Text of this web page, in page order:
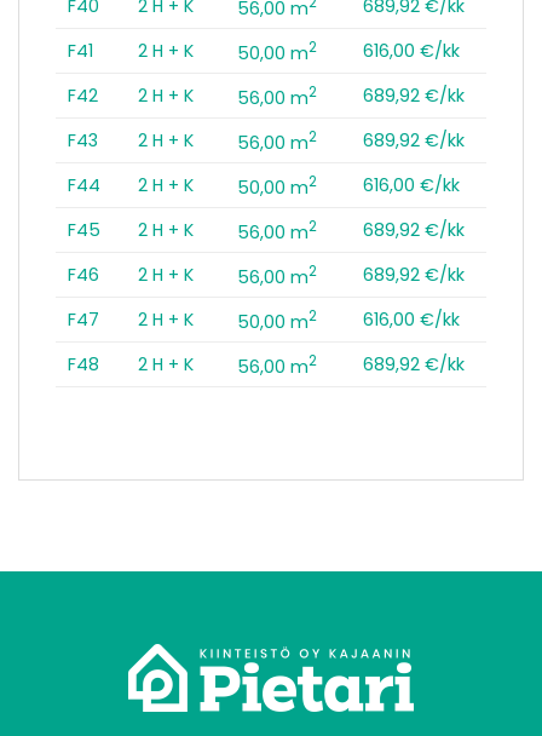
F40
2 H + K 56,00 m
689,92 €/kk
F41
2 H + K 50,00 m2
616,00 €/kk
F42
2 H + K 56,00 m2
689,92 €/kk
F43
2 H + K 56,00 m2
689,92 €/kk
F44
2 H + K 50,00 m2
616,00 €/kk
F45
2 H + K 56,00 m2
689,92 €/kk
F46
2 H + K 56,00 m2
689,92 €/kk
F47
2 H + K 50,00 m2
616,00 €/kk
F48
2 H + K 56,00 m2 689,92 €/kk